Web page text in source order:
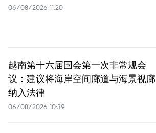
06/08/2026 11:20
越南第十六届国会第一次非常规会
议：建议将海岸空间廊道与海景视廊
纳入法律
06/08/2026 10:39